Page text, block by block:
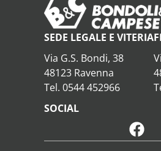
SEDE LEGALE E VITERIA
Via G.S. Bondi, 38
48123 Ravenna
Tel. 0544 452966
SOCIAL